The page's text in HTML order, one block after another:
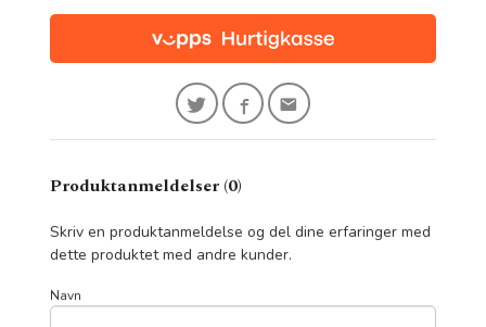
Produktanmeldelser (0)
Skriv en produktanmeldelse og del dine erfaringer med
dette produktet med andre kunder.
Navn